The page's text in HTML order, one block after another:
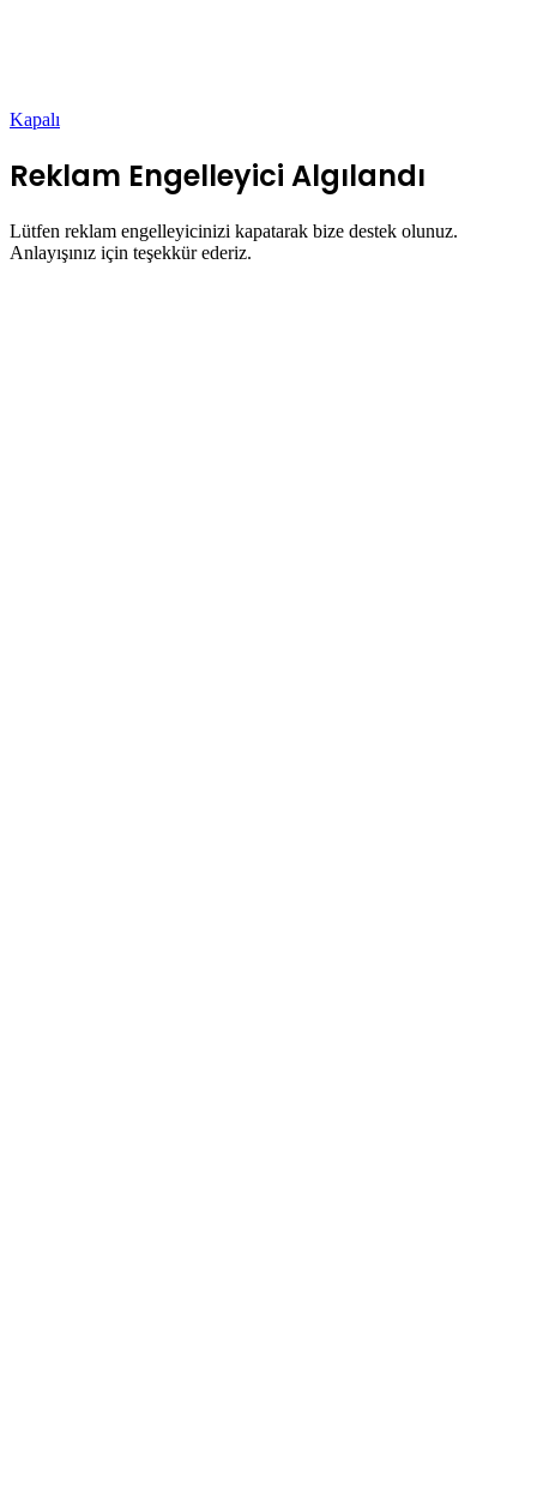
Kapalı
Reklam Engelleyici Algılandı
Lütfen reklam engelleyicinizi kapatarak bize destek olunuz.
Anlayışınız için teşekkür ederiz.